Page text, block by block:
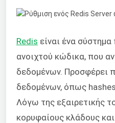
Redis είναι ένα
ανοιχτού κώδικα, που
δεδομένων. Προσφέρει
δεδομένων, όπως
Λόγω της εξαιρετικής
κορυφαίους κλάδους